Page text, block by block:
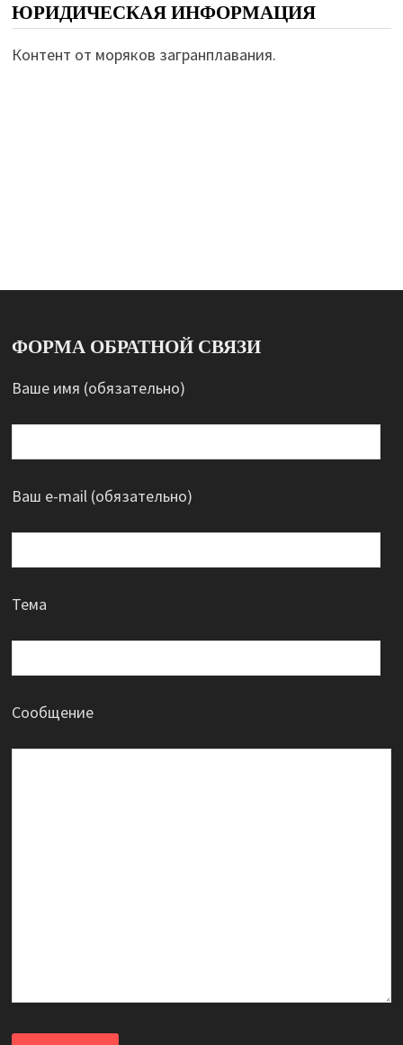
ЮРИДИЧЕСКАЯ ИНФОРМАЦИЯ
Контент от моряков загранплавания.
ФОРМА ОБРАТНОЙ СВЯЗИ
Ваше имя (обязательно)
Ваш e-mail (обязательно)
Тема
Сообщение